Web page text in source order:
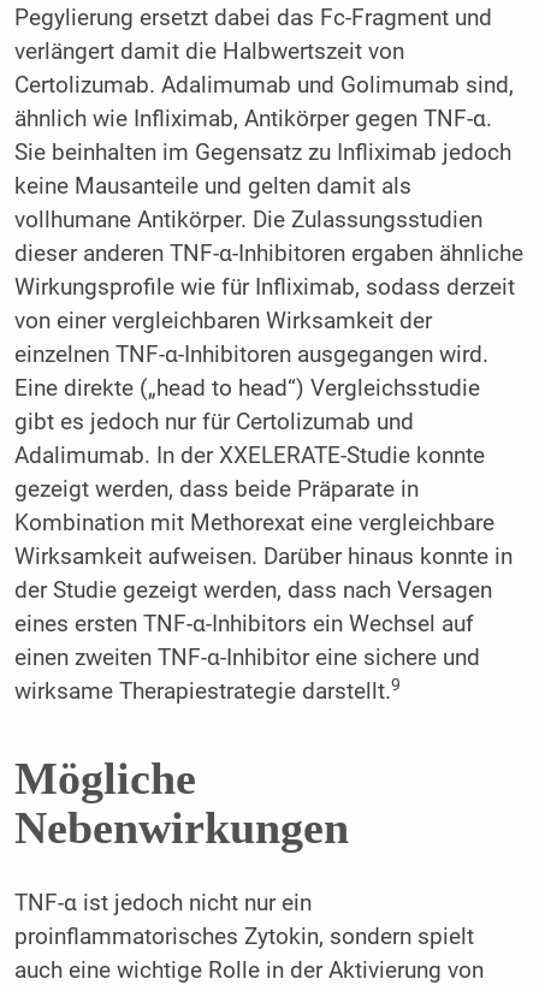
Pegylierung ersetzt dabei das Fc-Fragment und
verlängert damit die Halbwertszeit von
Certolizumab. Adalimumab und Golimumab sind,
ähnlich wie Infliximab, Antikörper gegen TNF-α.
Sie beinhalten im Gegensatz zu Infliximab jedoch
keine Mausanteile und gelten damit als
vollhumane Antikörper. Die Zulassungsstudien
dieser anderen TNF-α-Inhibitoren ergaben ähnliche
Wirkungsprofile wie für Infliximab, sodass derzeit
von einer vergleichbaren Wirksamkeit der
einzelnen TNF-α-Inhibitoren ausgegangen wird.
Eine direkte („head to head“) Vergleichsstudie
gibt es jedoch nur für Certolizumab und
Adalimumab. In der XXELERATE-­Studie konnte
gezeigt werden, dass beide Präparate in
Kombination mit Methorexat eine vergleichbare
Wirksamkeit aufweisen. Darüber hinaus konnte in
der Studie gezeigt werden, dass nach Versagen
eines ersten TNF-α-Inhibitors ein Wechsel auf
einen zweiten TNF-α-Inhibitor eine sichere und
wirksame Therapiestrategie darstellt.9
Mögliche
Nebenwirkungen
TNF-α ist jedoch nicht nur ein
proinflammatorisches Zytokin, sondern spielt
auch eine wichtige Rolle in der Aktivierung von